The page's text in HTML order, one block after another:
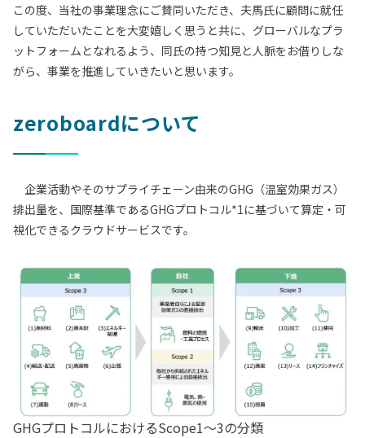
この度、当社の事業理念にご賛同いただき、夫馬氏に顧問に就任
していただいたことを大変嬉しく思うと共に、グローバルなプラ
ットフォームとなれるよう、同氏の持つ知見と人脈をお借りしな
がら、事業を推進していきたいと思います。
zeroboardについて
企業活動やそのサプライチェーン由来のGHG（温室効果ガス）
排出量を、国際基準であるGHGプロトコル*1に基づいて算定・可
視化できるクラウドサービスです。
GHGプロトコルにおけるScope1〜3の分類